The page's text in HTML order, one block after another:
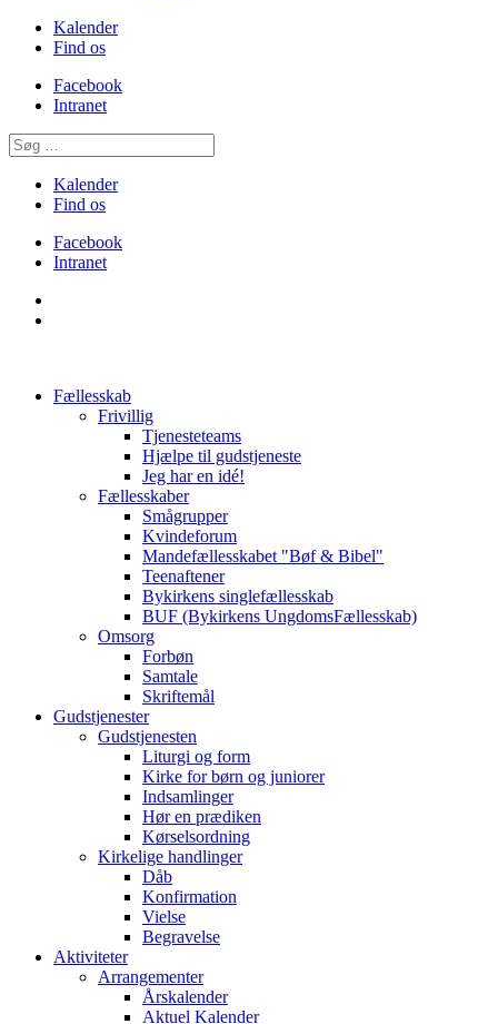
Kalender
Find os
Facebook
Intranet
Kalender
Find os
Facebook
Intranet
Fællesskab
Frivillig
Tjenesteteams
Hjælpe til gudstjeneste
Jeg har en idé!
Fællesskaber
Smågrupper
Kvindeforum
Mandefællesskabet "Bøf & Bibel"
Teenaftener
Bykirkens singlefællesskab
BUF (Bykirkens UngdomsFællesskab)
Omsorg
Forbøn
Samtale
Skriftemål
Gudstjenester
Gudstjenesten
Liturgi og form
Kirke for børn og juniorer
Indsamlinger
Hør en prædiken
Kørselsordning
Kirkelige handlinger
Dåb
Konfirmation
Vielse
Begravelse
Aktiviteter
Arrangementer
Årskalender
Aktuel Kalender